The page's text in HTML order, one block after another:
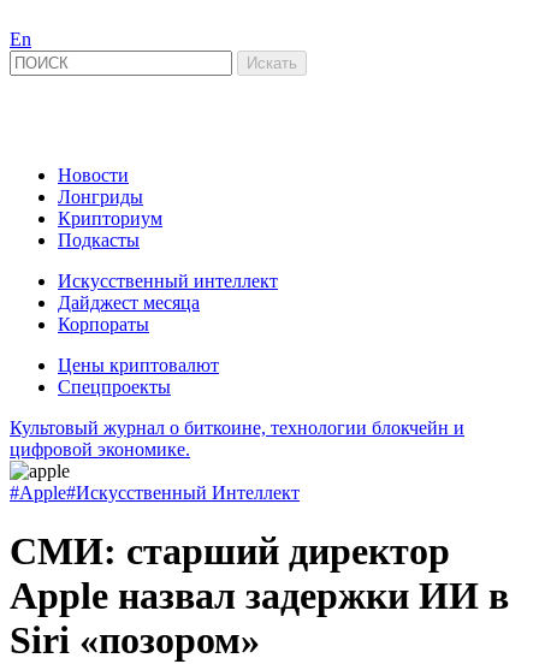
En
Новости
Лонгриды
Крипториум
Подкасты
Искусственный интеллект
Дайджест месяца
Корпораты
Цены криптовалют
Спецпроекты
Культовый журнал о биткоине, технологии блокчейн и
цифровой экономике.
#Apple#Искусственный Интеллект
СМИ: старший директор
Apple назвал задержки ИИ в
Siri «позором»